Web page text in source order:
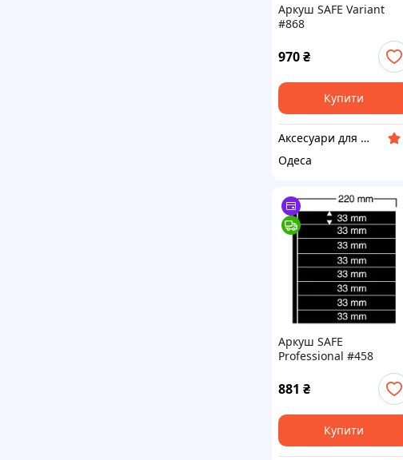
Аркуш SAFE Variant
#868
970₴
Купити
Аксесуари для колекціонерів SAFE
Одеса
Аркуш SAFE
Professional #458
881 ₴
Купити